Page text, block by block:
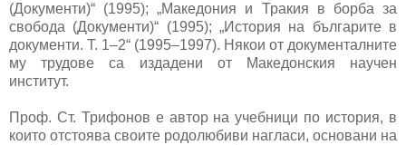
(Документи)“ (1995); „Македония и Тракия в борба за
свобода (Документи)“ (1995); „История на българите в
документи. Т. 1–2“ (1995–1997). Някои от документалните
му трудове са издадени от Македонския научен
институт.
Проф. Ст. Трифонов е автор на учебници по история, в
които отстоява своите родолюбиви нагласи, основани на